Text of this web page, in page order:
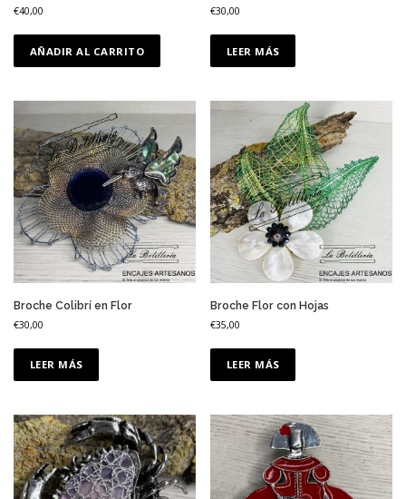
€40,00
AÑADIR AL CARRITO
€30,00
LEER MÁS
Broche Colibrí en Flor
€30,00
LEER MÁS
Broche Flor con Hojas
€35,00
LEER MÁS